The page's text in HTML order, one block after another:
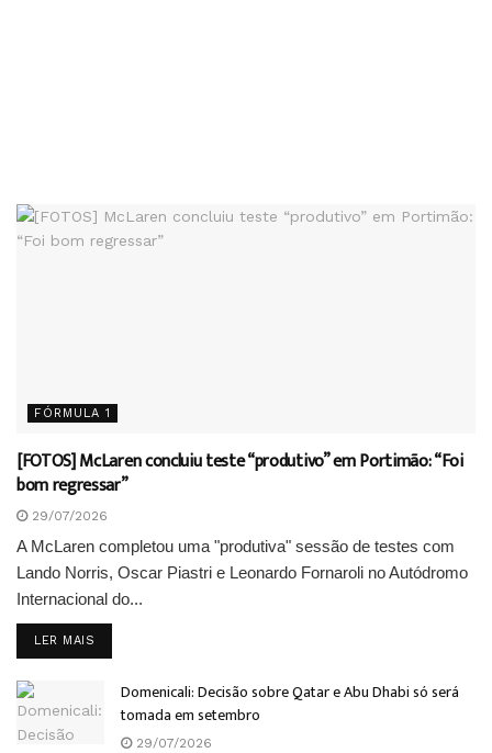
FÓRMULA 1
[FOTOS] McLaren concluiu teste “produtivo” em Portimão: “Foi
bom regressar”
29/07/2026
A McLaren completou uma "produtiva" sessão de testes com
Lando Norris, Oscar Piastri e Leonardo Fornaroli no Autódromo
Internacional do...
LER MAIS
Domenicali: Decisão sobre Qatar e Abu Dhabi só será
tomada em setembro
29/07/2026